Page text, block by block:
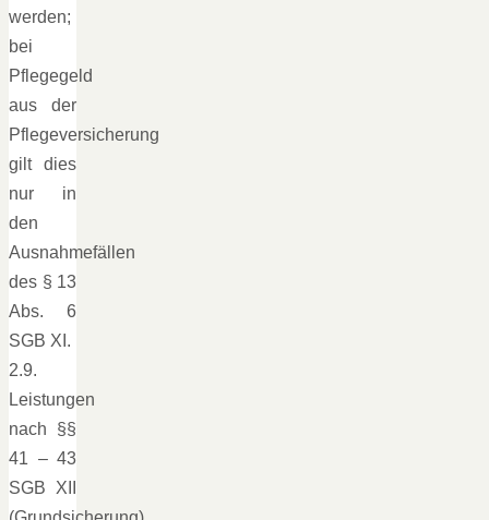
werden;
bei
Pflegegeld
aus der
Pflegeversicherung
gilt dies
nur in
den
Ausnahmefällen
des § 13
Abs. 6
SGB XI.
2.9.
Leistungen
nach §§
41 – 43
SGB XII